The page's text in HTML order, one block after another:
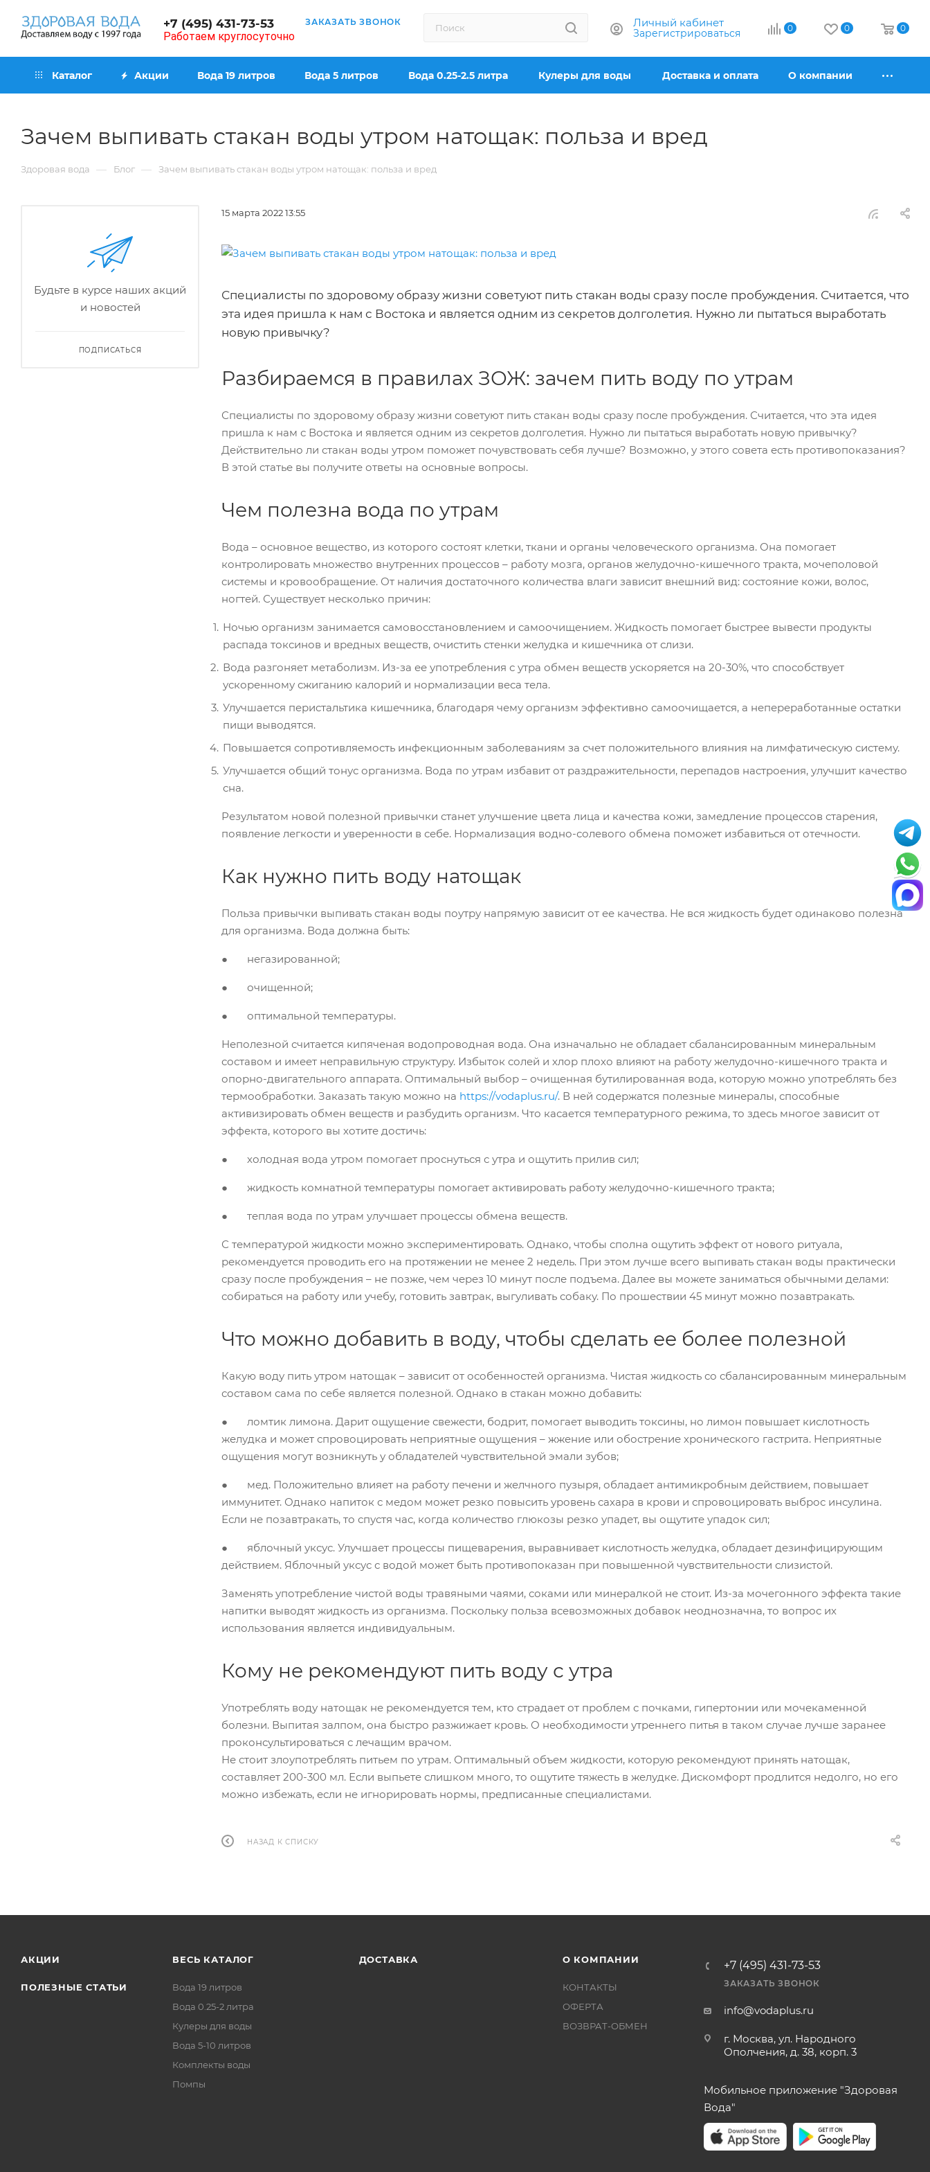
+7 (495) 431-73-53
Работаем круглосуточно
ЗАКАЗАТЬ ЗВОНОК Личный кабинет
Зарегистрироваться 0 0 0
Каталог Акции Вода 19 литров Вода 5 литров Вода 0.25-2.5 литра Кулеры для воды Доставка и оплата О компании
Зачем выпивать стакан воды утром натощак: польза и вред
Здоровая вода — Блог — Зачем выпивать стакан воды утром натощак: польза и вред
15 марта 2022 13:55
Специалисты по здоровому образу жизни советуют пить стакан воды сразу после пробуждения. Считается, что
эта идея пришла к нам с Востока и является одним из секретов долголетия. Нужно ли пытаться выработать
новую привычку?
Разбираемся в правилах ЗОЖ: зачем пить воду по утрам
Специалисты по здоровому образу жизни советуют пить стакан воды сразу после пробуждения. Считается, что эта идея
пришла к нам с Востока и является одним из секретов долголетия. Нужно ли пытаться выработать новую привычку?
Действительно ли стакан воды утром поможет почувствовать себя лучше? Возможно, у этого совета есть противопоказания?
В этой статье вы получите ответы на основные вопросы.
Чем полезна вода по утрам
Вода – основное вещество, из которого состоят клетки, ткани и органы человеческого организма. Она помогает
контролировать множество внутренних процессов – работу мозга, органов желудочно-кишечного тракта, мочеполовой
системы и кровообращение. От наличия достаточного количества влаги зависит внешний вид: состояние кожи, волос,
ногтей. Существует несколько причин:
Ночью организм занимается самовосстановлением и самоочищением. Жидкость помогает быстрее вывести продукты
распада токсинов и вредных веществ, очистить стенки желудка и кишечника от слизи.
Вода разгоняет метаболизм. Из-за ее употребления с утра обмен веществ ускоряется на 20-30%, что способствует
ускоренному сжиганию калорий и нормализации веса тела.
Улучшается перистальтика кишечника, благодаря чему организм эффективно самоочищается, а непереработанные остатки
пищи выводятся.
Повышается сопротивляемость инфекционным заболеваниям за счет положительного влияния на лимфатическую систему.
Улучшается общий тонус организма. Вода по утрам избавит от раздражительности, перепадов настроения, улучшит качество
сна.
Результатом новой полезной привычки станет улучшение цвета лица и качества кожи, замедление процессов старения,
появление легкости и уверенности в себе. Нормализация водно-солевого обмена поможет избавиться от отечности.
Как нужно пить воду натощак
Польза привычки выпивать стакан воды поутру напрямую зависит от ее качества. Не вся жидкость будет одинаково полезна
для организма. Вода должна быть:
● негазированной;
● очищенной;
● оптимальной температуры.
Неполезной считается кипяченая водопроводная вода. Она изначально не обладает сбалансированным минеральным
составом и имеет неправильную структуру. Избыток солей и хлор плохо влияют на работу желудочно-кишечного тракта и
опорно-двигательного аппарата. Оптимальный выбор – очищенная бутилированная вода, которую можно употреблять без
термообработки. Заказать такую можно на https://vodaplus.ru/. В ней содержатся полезные минералы, способные
активизировать обмен веществ и разбудить организм. Что касается температурного режима, то здесь многое зависит от
эффекта, которого вы хотите достичь:
● холодная вода утром помогает проснуться с утра и ощутить прилив сил;
● жидкость комнатной температуры помогает активировать работу желудочно-кишечного тракта;
● теплая вода по утрам улучшает процессы обмена веществ.
С температурой жидкости можно экспериментировать. Однако, чтобы сполна ощутить эффект от нового ритуала,
рекомендуется проводить его на протяжении не менее 2 недель. При этом лучше всего выпивать стакан воды практически
сразу после пробуждения – не позже, чем через 10 минут после подъема. Далее вы можете заниматься обычными делами:
собираться на работу или учебу, готовить завтрак, выгуливать собаку. По прошествии 45 минут можно позавтракать.
Что можно добавить в воду, чтобы сделать ее более полезной
Какую воду пить утром натощак – зависит от особенностей организма. Чистая жидкость со сбалансированным минеральным
составом сама по себе является полезной. Однако в стакан можно добавить:
● ломтик лимона. Дарит ощущение свежести, бодрит, помогает выводить токсины, но лимон повышает кислотность
желудка и может спровоцировать неприятные ощущения – жжение или обострение хронического гастрита. Неприятные
ощущения могут возникнуть у обладателей чувствительной эмали зубов;
● мед. Положительно влияет на работу печени и желчного пузыря, обладает антимикробным действием, повышает
иммунитет. Однако напиток с медом может резко повысить уровень сахара в крови и спровоцировать выброс инсулина.
Если не позавтракать, то спустя час, когда количество глюкозы резко упадет, вы ощутите упадок сил;
● яблочный уксус. Улучшает процессы пищеварения, выравнивает кислотность желудка, обладает дезинфицирующим
действием. Яблочный уксус с водой может быть противопоказан при повышенной чувствительности слизистой.
Заменять употребление чистой воды травяными чаями, соками или минералкой не стоит. Из-за мочегонного эффекта такие
напитки выводят жидкость из организма. Поскольку польза всевозможных добавок неоднозначна, то вопрос их
использования является индивидуальным.
Кому не рекомендуют пить воду с утра
Употреблять воду натощак не рекомендуется тем, кто страдает от проблем с почками, гипертонии или мочекаменной
болезни. Выпитая залпом, она быстро разжижает кровь. О необходимости утреннего питья в таком случае лучше заранее
проконсультироваться с лечащим врачом.
Не стоит злоупотреблять питьем по утрам. Оптимальный объем жидкости, которую рекомендуют принять натощак,
составляет 200-300 мл. Если выпьете слишком много, то ощутите тяжесть в желудке. Дискомфорт продлится недолго, но его
можно избежать, если не игнорировать нормы, предписанные специалистами.
НАЗАД К СПИСКУ
Будьте в курсе наших акций
и новостей
ПОДПИСАТЬСЯ
АКЦИИ
ПОЛЕЗНЫЕ СТАТЬИ
ВЕСЬ КАТАЛОГ
Вода 19 литров
Вода 0.25-2 литра
Кулеры для воды
Вода 5-10 литров
Комплекты воды
Помпы
ДОСТАВКА О КОМПАНИИ
КОНТАКТЫ
ОФЕРТА
ВОЗВРАТ-ОБМЕН
+7 (495) 431-73-53
ЗАКАЗАТЬ ЗВОНОК
info@vodaplus.ru
г. Москва, ул. Народного
Ополчения, д. 38, корп. 3
Мобильное приложение "Здоровая
Вода"